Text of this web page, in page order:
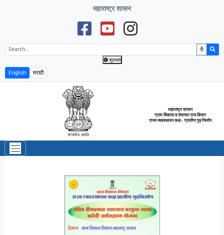
महाराष्ट्र शासन
सुलभता
English मराठी
महाराष्ट्र शासन
ग्राम विकास व पंचायत राज विभाग
राज्य व्यवस्थापन कक्ष - ग्रामीण गृह निर्माण